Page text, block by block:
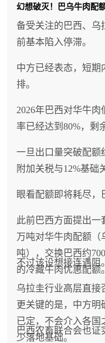
幻想破灭！巴乌牛肉配
备受关注的巴西、乌
前基本陷入停滞。
中方已经表态，短期
排。
2026年巴西对华牛肉
率已经达到80%，剩
一旦出口量突破配额
附加关税与12%基础
眼看配额即将耗尽，
此前巴西方面提出一
万吨对华牛肉配额（
吨），交换巴西约
的冷藏牛肉优惠配额。
不过该设想接连遇阻。
乌拉圭行业高层直接
更关键的是，中方明
已定，不会介入各
少落地基础。
巴西农畜联合会也证